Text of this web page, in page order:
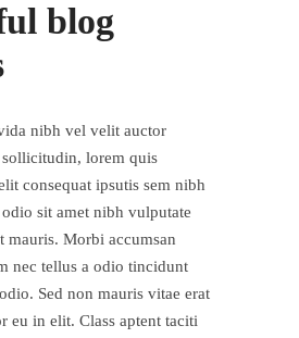
blog
nibh vel velit auctor
lorem quis
consequat ipsutis sem nibh
sit amet nibh vulputate
mauris. Morbi accumsan
nec tellus a odio tincidunt
Sed non mauris vitae erat
eu in elit. Class aptent taciti